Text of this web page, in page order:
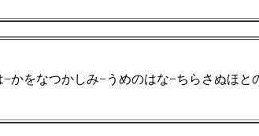
−かをなつかしみ−うめのはな−ちらさぬほと